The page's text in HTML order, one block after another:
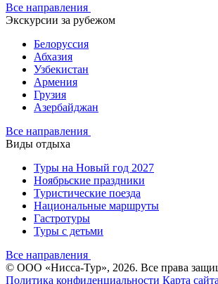
Все направления
Экскурсии за рубежом
Белоруссия
Абхазия
Узбекистан
Армения
Грузия
Азербайджан
Все направления
Виды отдыха
Туры на Новый год 2027
Ноябрьские праздники
Туристические поезда
Национальные маршруты
Гастротуры
Туры с детьми
Все направления
© ООО «Нисса-Тур», 2026. Все права
Политика конфиденциальности Карта сайта